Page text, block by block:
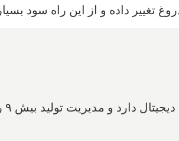
تغییر داده و از این راه سود